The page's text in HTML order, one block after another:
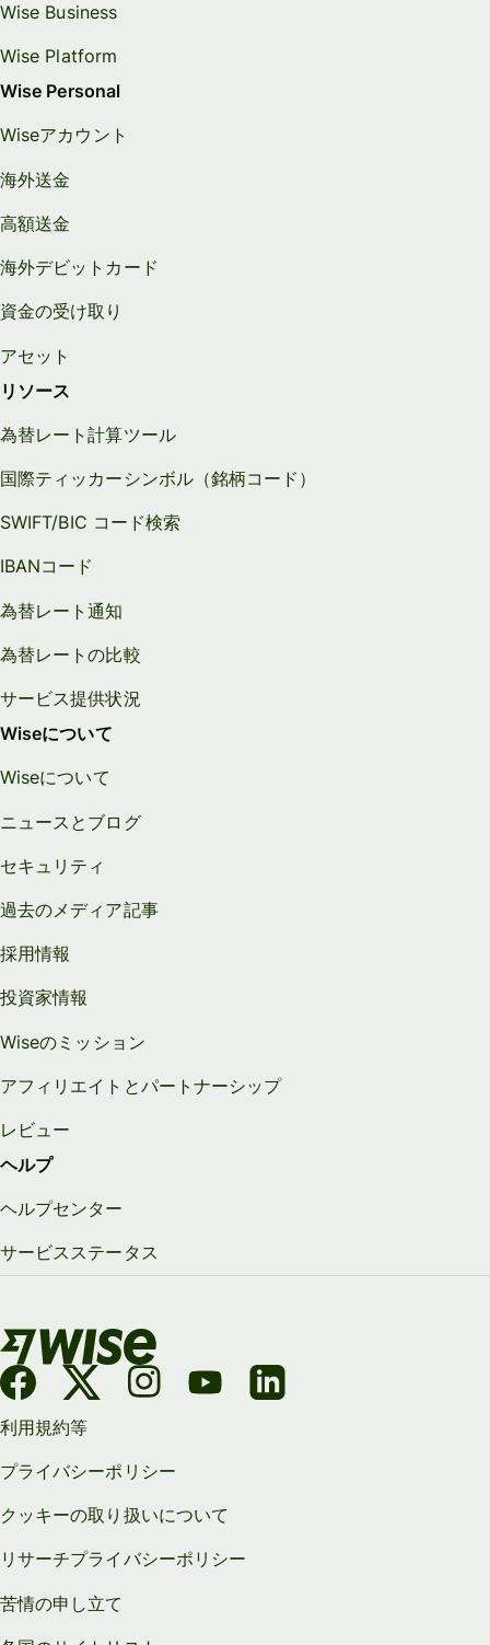
Wise Business
Wise Platform
Wise Personal
Wiseアカウント
海外送金
高額送金
海外デビットカード
資金の受け取り
アセット
リソース
為替レート計算ツール
国際ティッカーシンボル（銘柄コード）
SWIFT/BIC コード検索
IBANコード
為替レート通知
為替レートの比較
サービス提供状況
Wiseについて
Wiseについて
ニュースとブログ
セキュリティ
過去のメディア記事
採用情報
投資家情報
Wiseのミッション
アフィリエイトとパートナーシップ
レビュー
ヘルプ
ヘルプセンター
サービスステータス
利用規約等
プライバシーポリシー
クッキーの取り扱いについて
リサーチプライバシーポリシー
苦情の申し立て